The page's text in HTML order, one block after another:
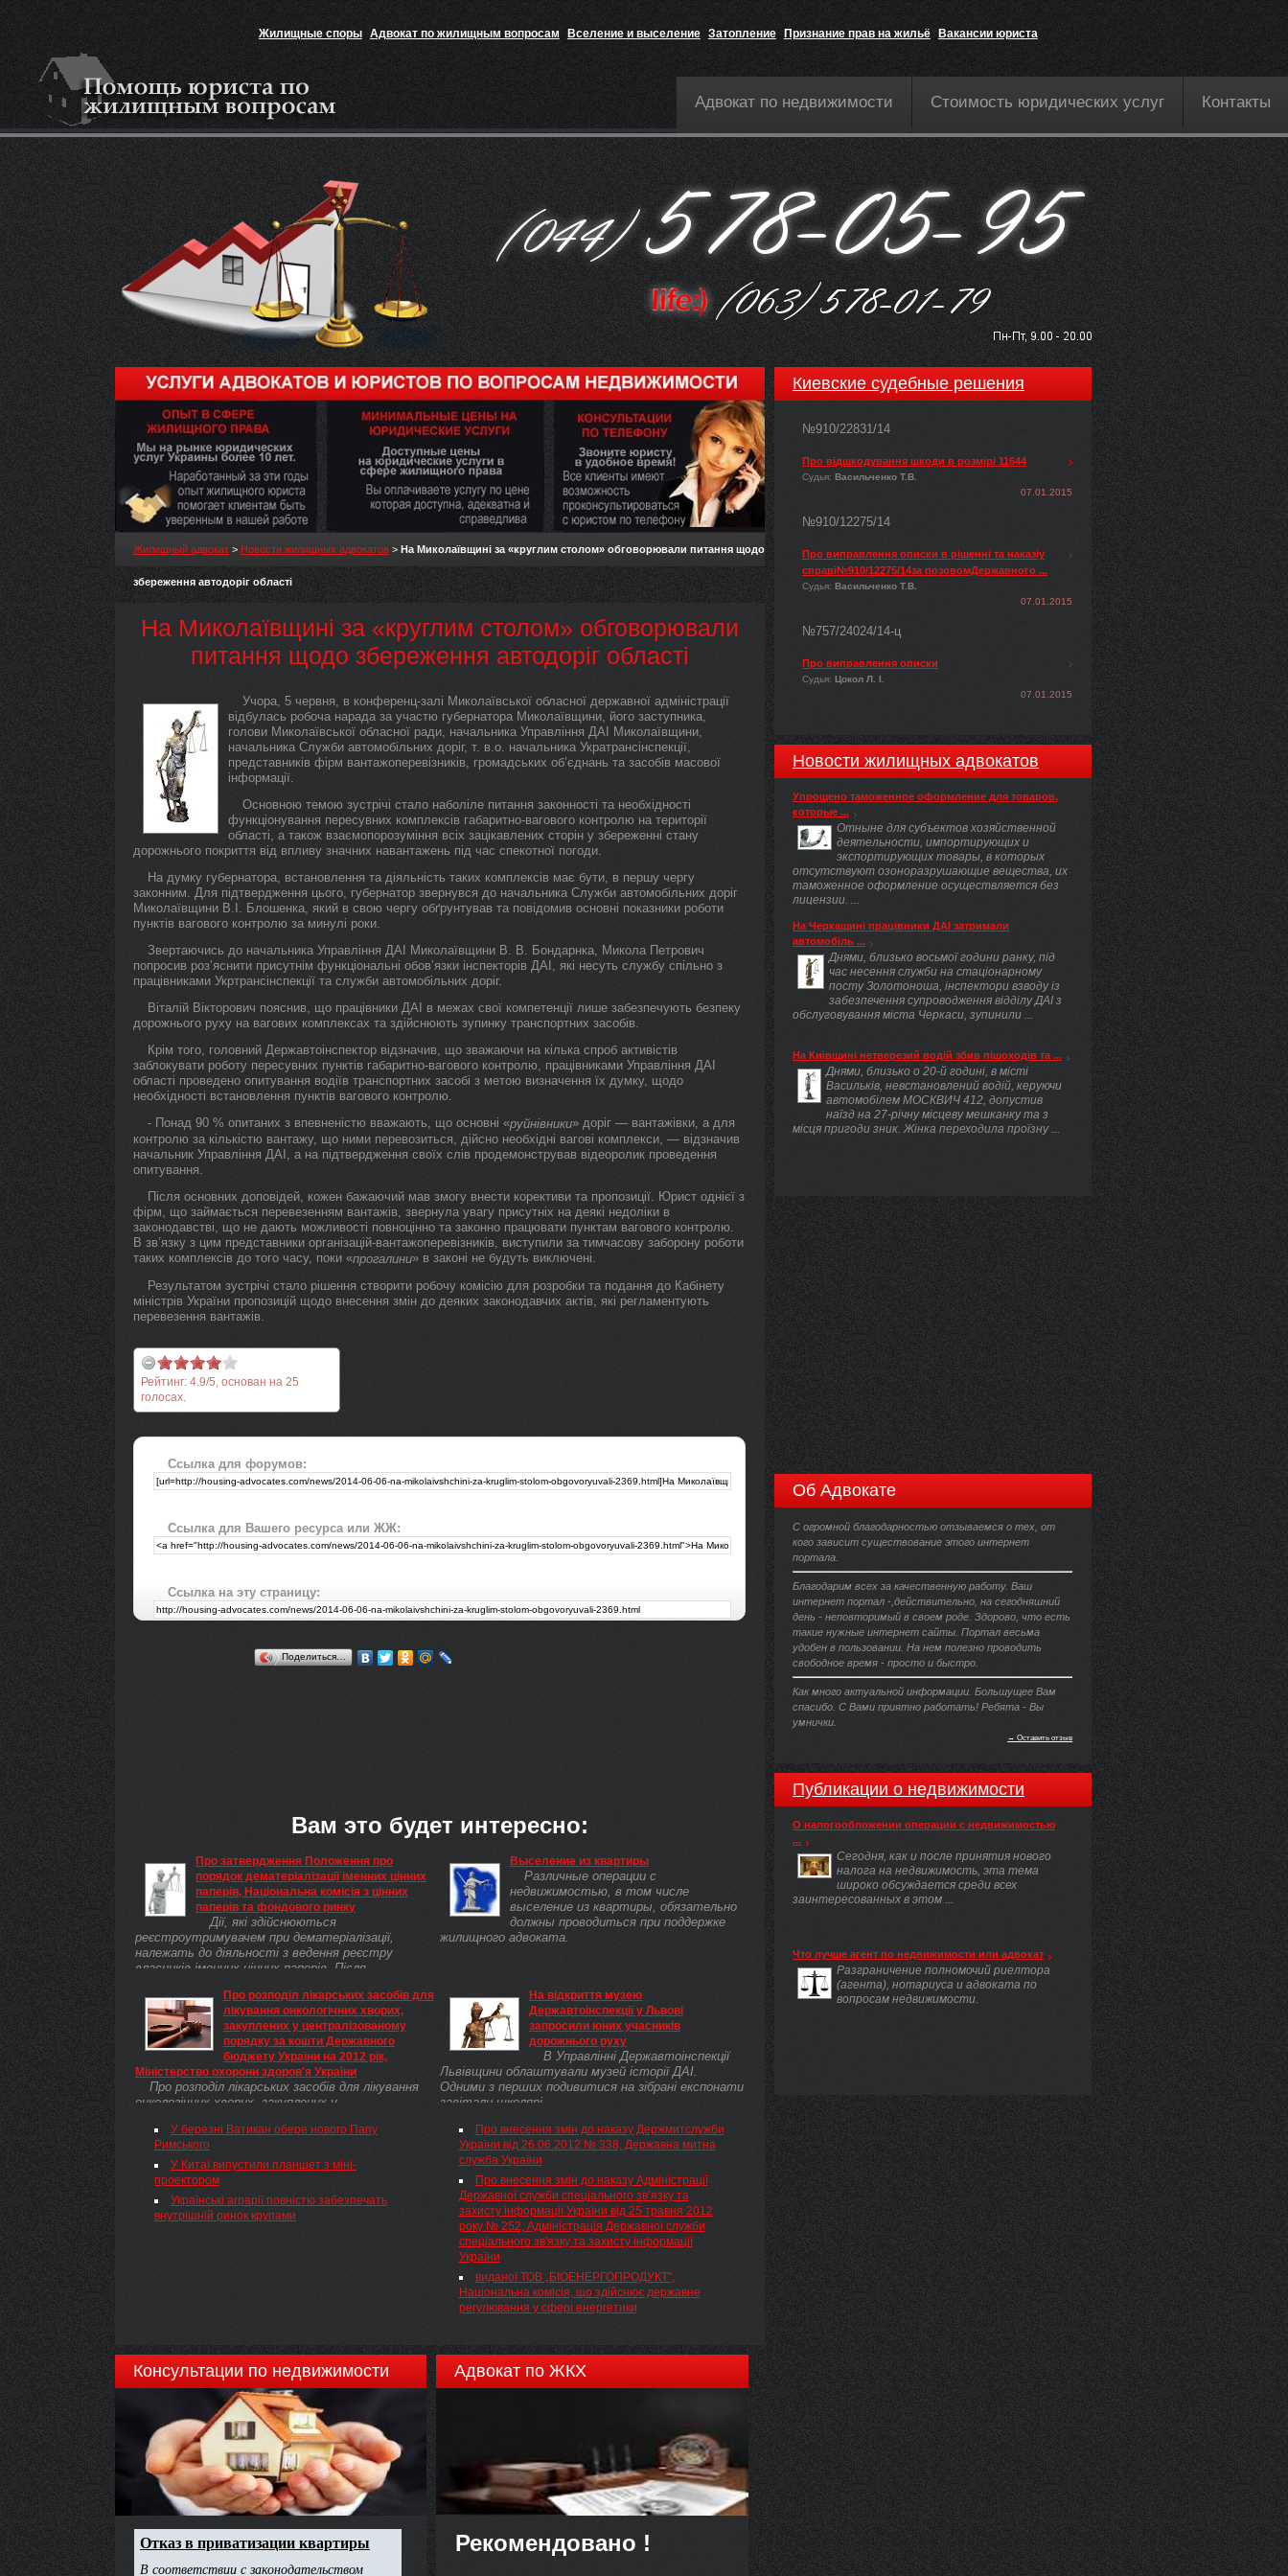
Жилищные споры Адвокат по жилищным вопросам Вселение и выселение Затопление Признание прав на жильё Вакансии юриста
Адвокат по недвижимости Стоимость юридических услуг Контакты
Жилищный адвокат > Новости жилищных адвокатов > На Миколаївщині за «круглим столом» обговорювали питання щодо
збереження автодоріг області
На Миколаївщині за «круглим столом» обговорювали
питання щодо збереження автодоріг області
Учора, 5 червня, в конференц-залі Миколаївської обласної державної адміністрації
відбулась робоча нарада за участю губернатора Миколаївщини, його заступника,
голови Миколаївської обласної ради, начальника Управління ДАІ Миколаївщини,
начальника Служби автомобільних доріг, т. в.о. начальника Укратрансінспекції,
представників фірм вантажоперевізників, громадських об’єднань та засобів масової
інформації.
Основною темою зустрічі стало наболіле питання законності та необхідності
функціонування пересувних комплексів габаритно-вагового контролю на території
області, а також взаємопорозуміння всіх зацікавлених сторін у збереженні стану
дорожнього покриття від впливу значних навантажень під час спекотної погоди.
На думку губернатора, встановлення та діяльність таких комплексів має бути, в першу чергу
законним. Для підтвердження цього, губернатор звернувся до начальника Служби автомобільних доріг
Миколаївщини В.І. Блошенка, який в свою чергу обґрунтував та повідомив основні показники роботи
пунктів вагового контролю за минулі роки.
Звертаючись до начальника Управління ДАІ Миколаївщини В. В. Бондарнка, Микола Петрович
попросив роз’яснити присутнім функціональні обов’язки інспекторів ДАІ, які несуть службу спільно з
працівниками Укртрансінспекції та служби автомобільних доріг.
Віталій Вікторович пояснив, що працівники ДАІ в межах свої компетенції лише забезпечують безпеку
дорожнього руху на вагових комплексах та здійснюють зупинку транспортних засобів.
Крім того, головний Державтоінспектор відзначив, що зважаючи на кілька спроб активістів
заблокувати роботу пересувних пунктів габаритно-вагового контролю, працівниками Управління ДАІ
області проведено опитування водіїв транспортних засобі з метою визначення їх думку, щодо
необхідності встановлення пунктів вагового контролю.
- Понад 90 % опитаних з впевненістю вважають, що основні «руйнівники» доріг — вантажівки, а для
контролю за кількістю вантажу, що ними перевозиться, дійсно необхідні вагові комплекси, — відзначив
начальник Управління ДАІ, а на підтвердження своїх слів продемонстрував відеоролик проведення
опитування.
Після основних доповідей, кожен бажаючий мав змогу внести корективи та пропозиції. Юрист однієї з
фірм, що займається перевезенням вантажів, звернула увагу присутніх на деякі недоліки в
законодавстві, що не дають можливості повноцінно та законно працювати пунктам вагового контролю.
В зв’язку з цим представники організацій-вантажоперевізників, виступили за тимчасову заборону роботи
таких комплексів до того часу, поки «прогалини» в законі не будуть виключені.
Результатом зустрічі стало рішення створити робочу комісію для розробки та подання до Кабінету
міністрів України пропозицій щодо внесення змін до деяких законодавчих актів, які регламентують
перевезення вантажів.
Рейтинг: 4.9/5, основан на 25
голосах.
Ссылка для форумов:
Ссылка для Вашего ресурса или ЖЖ:
Ссылка на эту страницу:
Поделиться…
Вам это будет интересно:
Про затвердження Положення про
порядок дематеріалізації іменних цінних
паперів, Національна комісія з цінних
паперів та фондового ринку
Дії, які здійснюються
реєстроутримувачем при дематеріалізації,
належать до діяльності з ведення реєстру
власників іменних цінних паперів. Після
іменних ...
Про розподіл лікарських засобів для
лікування онкологічних хворих,
закуплених у централізованому
порядку за кошти Державного
бюджету України на 2012 рік,
Міністерство охорони здоров'я України
Про розподіл лікарських засобів для лікування
онкологічних хворих, закуплених у
бюджету України на 2012 рік
У березні Ватикан обере нового Папу
Римського
У Китаї випустили планшет з міні-
проектором
Українські аграрії повністю забезпечать
внутрішній ринок крупами
Выселение из квартиры
Различные операции с
недвижимостью, в том числе
выселение из квартиры, обязательно
должны проводиться при поддержке
жилищного адвоката.
На відкриття музею
Державтоінспекції у Львові
запросили юних учасників
дорожнього руху
В Управлінні Державтоінспекції
Львівщини облаштували музей історії ДАІ.
Одними з перших подивитися на зібрані експонати
завітали школярі.
Про внесення змін до наказу Держмитслужби
України від 26.06.2012 № 338, Державна митна
служба України
Про внесення змін до наказу Адміністрації
Державної служби спеціального зв’язку та
захисту інформації України від 25 травня 2012
року № 252, Адміністрація Державної служби
спеціального зв'язку та захисту інформації
України
виданої ТОВ „БІОЕНЕРГОПРОДУКТ",
Національна комісія, що здійснює державне
регулювання у сфері енергетики
Консультации по недвижимости Адвокат по ЖКХ
Рекомендовано !
Киевские судебные решения
№910/22831/14
Про відшкодування шкоди в розмірі 11644
Судья: Васильченко Т.В.
07.01.2015
№910/12275/14
Про виправлення описки в рішенні та наказіу
справі№910/12275/14за позовомДержавного ...
Судья: Васильченко Т.В.
07.01.2015
№757/24024/14-ц
Про виправлення описки
Судья: Цокол Л. І.
07.01.2015
Новости жилищных адвокатов
Упрощено таможенное оформление для товаров,
которые ...
Отныне для субъектов хозяйственной
деятельности, импортирующих и
экспортирующих товары, в которых
отсутствуют озоноразрушающие вещества, их
таможенное оформление осуществляется без
лицензии. ...
На Черкащині працівники ДАІ затримали
автомобіль ...
Днями, близько восьмої години ранку, під
час несення служби на стаціонарному
посту Золотоноша, інспектори взводу із
забезпечення супроводження відділу ДАІ з
обслуговування міста Черкаси, зупинили ...
На Київщині нетверезий водій збив пішоходів та ...
Днями, близько о 20-й годині, в місті
Васильків, невстановлений водій, керуючи
автомобілем МОСКВИЧ 412, допустив
наїзд на 27-річну місцеву мешканку та з
місця пригоди зник. Жінка переходила проїзну ...
Об Адвокате
С огромной благодарностью отзываемся о тех, от
кого зависит существование этого интернет
портала.
Благодарим всех за качественную работу. Ваш
интернет портал -,действительно, на сегодняшний
день - неповторимый в своем роде. Здорово, что есть
такие нужные интернет сайты. Портал весьма
удобен в пользовании. На нем полезно проводить
свободное время - просто и быстро.
Как много актуальной информации. Большущее Вам
спасибо. С Вами приятно работать! Ребята - Вы
умнички.
→ Оставить отзыв
Публикации о недвижимости
О налогообложении операции с недвижимостью
...
Сегодня, как и после принятия нового
налога на недвижимость, эта тема
широко обсуждается среди всех
заинтересованных в этом ...
Что лучше агент по недвижимости или адвокат
Разграничение полномочий риелтора
(агента), нотариуса и адвоката по
вопросам недвижимости.